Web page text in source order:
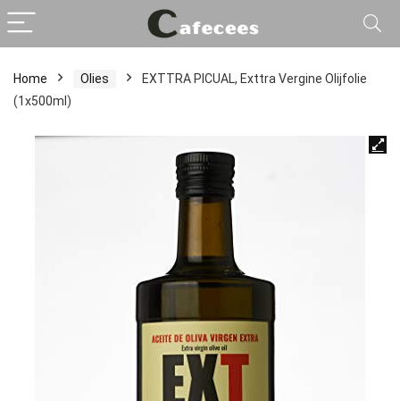
Home Olies
EXTTRA PICUAL, Exttra Vergine Olijfolie
(1x500ml)